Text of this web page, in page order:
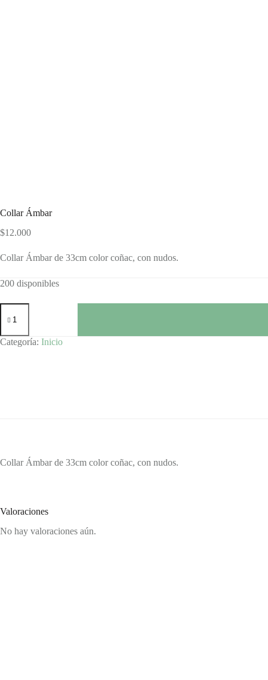
Collar Ámbar
$12.000
Collar Ámbar de 33cm color coñac, con nudos.
200 disponibles
Collar
Ámbar
Categoría: Inicio
Collar Ámbar de 33cm color coñac, con nudos.
Valoraciones
No hay valoraciones aún.